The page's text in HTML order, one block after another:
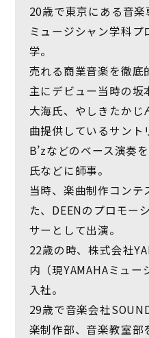
20歳で東京にある音
ミュージシャン学科プ
学。
売れる商業音楽を徹底
主にデビュー当時の坂
大海氏、やしきたかじ
曲提供しているサント
B’zなどのベース演奏
氏などに師事。
当時、楽曲制作コンテ
た、DEENのプロモー
サーとして出演。
22歳の時、株式会社
内（現YAMAHAミュ
入社。
29歳で音楽会社
楽制作部、音楽教室部